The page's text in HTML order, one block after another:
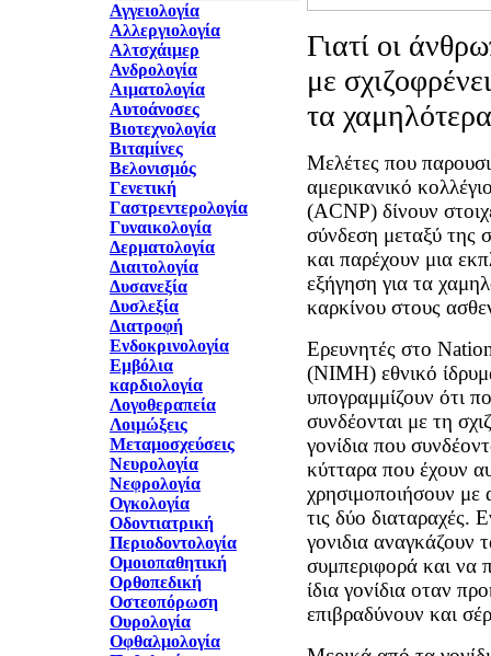
Αγγειολογία
Αλλεργιολογία
Αλτσχάιμερ
Ανδρολογία
Αιματολογία
Αυτοάνοσες
Βιοτεχνολογία
Βιταμίνες
Βελονισμός
Γενετική
Γαστρεντερολογία
Γυναικολογία
Δερματολογία
Διαιτολογία
Δυσανεξία
Δυσλεξία
Διατροφή
Ενδοκρινολογία
Εμβόλια
καρδιολογία
Λογοθεραπεία
Λοιμώξεις
Μεταμοσχεύσεις
Νευρολογία
Νεφρολογία
Ογκολογία
Οδοντιατρική
Περιοδοντολογία
Ομοιοπαθητική
Ορθοπεδική
Οστεοπόρωση
Ουρολογία
Οφθαλμολογία
Γιατί οι
με
τα
Μελέτες που
αμερικανικό
(ACNP) δίνουν
σύνδεση μεταξύ της
και παρέχουν μια
εξήγηση για τα
καρκίνου στους
Eρευνητές στο
(NIMH) εθνικό
υπογραμμίζουν ότι
συνδέονται με τη
γονίδια που
κύτταρα που έχουν
χρησιμοποιήσουν με
τις δύο διαταραχές.
γονιδια αναγκάζουν
συμπεριφορά και να
ίδια γονίδια οταν
επιβραδύνουν και